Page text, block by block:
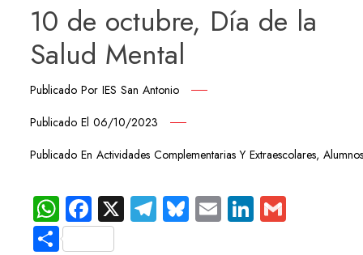
10 de octubre, Día de la
Salud Mental
Publicado PorIES San Antonio
Publicado El06/10/2023
Publicado EnActividades Complementarias Y Extraescolares,
WhatsApp
Facebook
X Telegram
Bluesky
EmailLinkedIn
Compartir